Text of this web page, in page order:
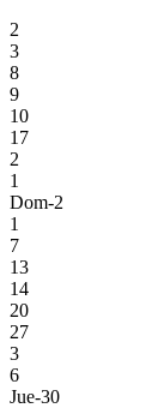
2
3
8
9
10
17
2
1
Dom-2
1
7
13
14
20
27
3
6
Jue-30